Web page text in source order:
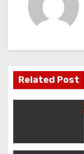
i
g
a
Related Post